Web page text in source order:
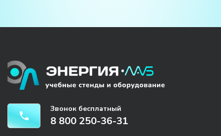
Звонок бесплатный
8 800 250-36-31